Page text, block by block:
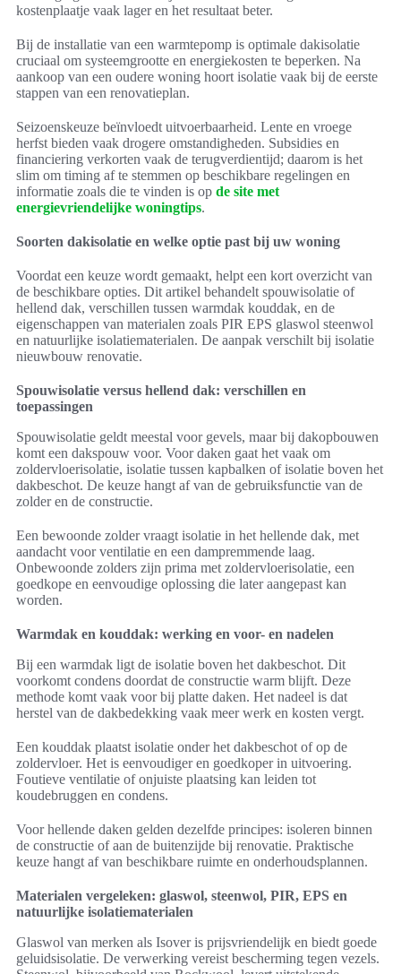
kostenplaatje vaak lager en het resultaat beter.
Bij de installatie van een warmtepomp is optimale dakisolatie
cruciaal om systeemgrootte en energiekosten te beperken. Na
aankoop van een oudere woning hoort isolatie vaak bij de eerste
stappen van een renovatieplan.
Seizoenskeuze beïnvloedt uitvoerbaarheid. Lente en vroege
herfst bieden vaak drogere omstandigheden. Subsidies en
financiering verkorten vaak de terugverdientijd; daarom is het
slim om timing af te stemmen op beschikbare regelingen en
informatie zoals die te vinden is op de site met
energievriendelijke woningtips.
Soorten dakisolatie en welke optie past bij uw woning
Voordat een keuze wordt gemaakt, helpt een kort overzicht van
de beschikbare opties. Dit artikel behandelt spouwisolatie of
hellend dak, verschillen tussen warmdak kouddak, en de
eigenschappen van materialen zoals PIR EPS glaswol steenwol
en natuurlijke isolatiematerialen. De aanpak verschilt bij isolatie
nieuwbouw renovatie.
Spouwisolatie versus hellend dak: verschillen en
toepassingen
Spouwisolatie geldt meestal voor gevels, maar bij dakopbouwen
komt een dakspouw voor. Voor daken gaat het vaak om
zoldervloerisolatie, isolatie tussen kapbalken of isolatie boven het
dakbeschot. De keuze hangt af van de gebruiksfunctie van de
zolder en de constructie.
Een bewoonde zolder vraagt isolatie in het hellende dak, met
aandacht voor ventilatie en een dampremmende laag.
Onbewoonde zolders zijn prima met zoldervloerisolatie, een
goedkope en eenvoudige oplossing die later aangepast kan
worden.
Warmdak en kouddak: werking en voor- en nadelen
Bij een warmdak ligt de isolatie boven het dakbeschot. Dit
voorkomt condens doordat de constructie warm blijft. Deze
methode komt vaak voor bij platte daken. Het nadeel is dat
herstel van de dakbedekking vaak meer werk en kosten vergt.
Een kouddak plaatst isolatie onder het dakbeschot of op de
zoldervloer. Het is eenvoudiger en goedkoper in uitvoering.
Foutieve ventilatie of onjuiste plaatsing kan leiden tot
koudebruggen en condens.
Voor hellende daken gelden dezelfde principes: isoleren binnen
de constructie of aan de buitenzijde bij renovatie. Praktische
keuze hangt af van beschikbare ruimte en onderhoudsplannen.
Materialen vergeleken: glaswol, steenwol, PIR, EPS en
natuurlijke isolatiematerialen
Glaswol van merken als Isover is prijsvriendelijk en biedt goede
geluidsisolatie. De verwerking vereist bescherming tegen vezels.